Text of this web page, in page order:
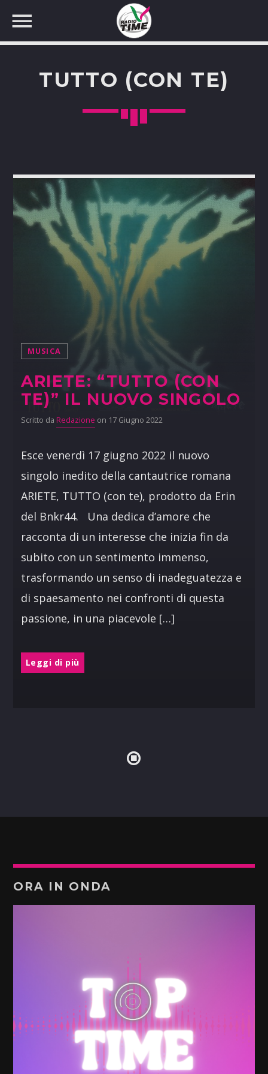
TUTTO (CON TE)
MUSICA
ARIETE: “TUTTO (CON
TE)” IL NUOVO SINGOLO
Scritto da Redazione on 17 Giugno 2022
Esce venerdì 17 giugno 2022 il nuovo
singolo inedito della cantautrice romana
ARIETE, TUTTO (con te), prodotto da Erin
del Bnkr44. Una dedica d’amore che
racconta di un interesse che inizia fin da
subito con un sentimento immenso,
trasformando un senso di inadeguatezza e
di spaesamento nei confronti di questa
passione, in una piacevole […]
Leggi di più
ORA IN ONDA